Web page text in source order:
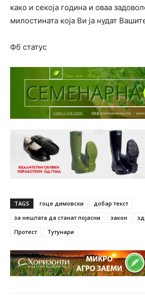
како и секоја година и оваа
милостината која Ви ја нудат
Фб статус
TAGS гоце димовски
добар текст
за нештата да станат појасни
закон
Протест
Тутунари